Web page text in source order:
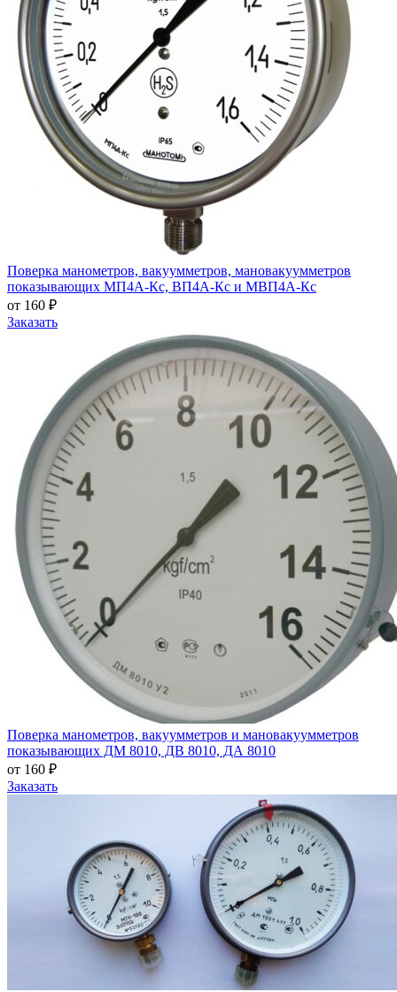
Поверка манометров, вакуумметров, мановакуумметров
показывающих МП4А-Кс, ВП4А-Кс и МВП4А-Кс
от 160 ₽
Заказать
Поверка манометров, вакуумметров и мановакуумметров
показывающих ДМ 8010, ДВ 8010, ДА 8010
от 160 ₽
Заказать